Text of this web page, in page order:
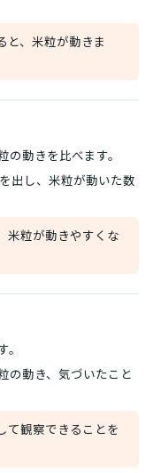
と、米粒が動きま
動きを比べます。
出し、米粒が動いた数
米粒が動きやすくな
の動き、気づいたこと
て観察できることを